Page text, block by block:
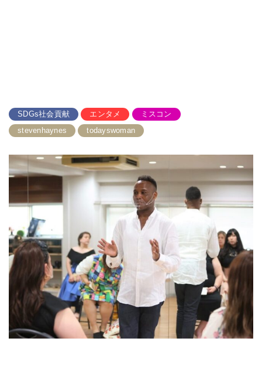
SDGs社会貢献 エンタメ
ミスコン
stevenhaynes
todayswoman